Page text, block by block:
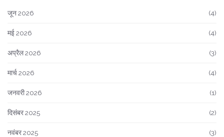
जून 2026 (4)
मई 2026 (4)
अप्रैल 2026 (3)
मार्च 2026 (4)
जनवरी 2026 (1)
दिसंबर 2025 (2)
नवंबर 2025 (3)